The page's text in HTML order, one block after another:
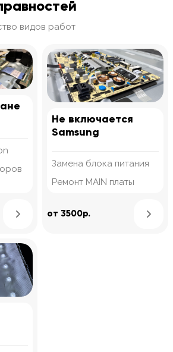
видов работ
Узнать подробнее
Не включается
Samsung
Замена блока питания
Ремонт MAIN платы
от 3500р.